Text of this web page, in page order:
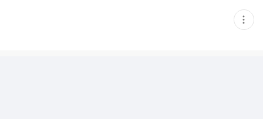
현
재